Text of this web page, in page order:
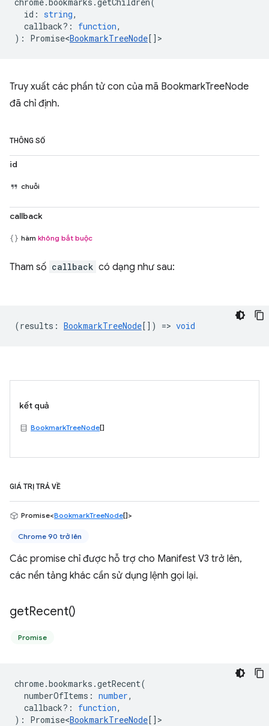
id : string,
callback? : function,
) : Promise<BookmarkTreeNode[] >
Truy xuất các phần tử con của mã BookmarkTreeNode
đã chỉ định.
THÔNG SỐ
id
chuỗi
callback
hàm không bắt buộc
Tham số callback có dạng như sau:
(results : BookmarkTreeNode[]) => void
kết quả
BookmarkTreeNode[]
GIÁ TRỊ TRẢ VỀ
Promise<BookmarkTreeNode[]>
Chrome 90 trở lên
Các promise chỉ được hỗ trợ cho Manifest V3 trở lên,
các nền tảng khác cần sử dụng lệnh gọi lại.
getRecent()
Promise
chrome.bookmarks .getRecent(
numberOfItems : number,
callback? : function,
) : Promise<BookmarkTreeNode[] >